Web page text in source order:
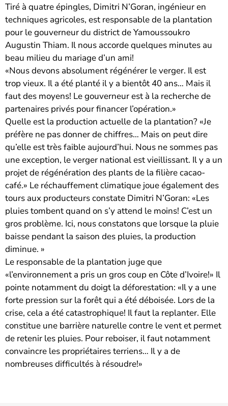
Tiré à quatre épingles, Dimitri N’Goran, ingénieur en
techniques agricoles, est responsable de la plantation
pour le gouverneur du district de Yamoussoukro
Augustin Thiam. Il nous accorde quelques minutes au
beau milieu du mariage d’un ami!
«Nous devons absolument régénérer le verger. Il est
trop vieux. Il a été planté il y a bientôt 40 ans… Mais il
faut des moyens! Le gouverneur est à la recherche de
partenaires privés pour financer l’opération.»
Quelle est la production actuelle de la plantation? «Je
préfère ne pas donner de chiffres… Mais on peut dire
qu’elle est très faible aujourd’hui. Nous ne sommes pas
une exception, le verger national est vieillissant. Il y a un
projet de régénération des plants de la filière cacao-
café.» Le réchauffement climatique joue également des
tours aux producteurs constate Dimitri N’Goran: «Les
pluies tombent quand on s’y attend le moins! C’est un
gros problème. Ici, nous constatons que lorsque la pluie
baisse pendant la saison des pluies, la production
diminue. »
Le responsable de la plantation juge que
«l’environnement a pris un gros coup en Côte d’Ivoire!» Il
pointe notamment du doigt la déforestation: «Il y a une
forte pression sur la forêt qui a été déboisée. Lors de la
crise, cela a été catastrophique! Il faut la replanter. Elle
constitue une barrière naturelle contre le vent et permet
de retenir les pluies. Pour reboiser, il faut notamment
convaincre les propriétaires terriens… Il y a de
nombreuses difficultés à résoudre!»